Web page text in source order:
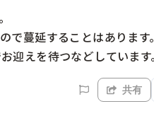
で蔓延することはあります。
迎えを待つなどしています。
共有